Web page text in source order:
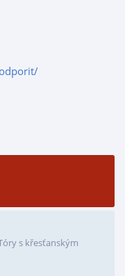
s křesťanským